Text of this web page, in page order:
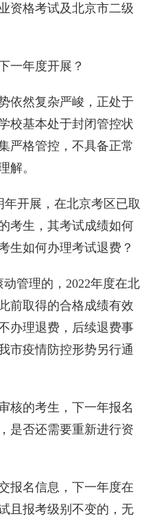
资格考试及北京市二级
一年度开展？
依然复杂严峻，正处于
校基本处于封闭管控状
严格管控，不具备正常
解。
开展，在北京考区已取
考生，其考试成绩如何
生如何办理考试退费？
管理的，2022年度在北
前取得的合格成绩有效
办理退费，后续退费事
市疫情防控形势另行通
核的考生，下一年报名
是否还需要重新进行资
报名信息，下一年度在
且报考级别不变的，无